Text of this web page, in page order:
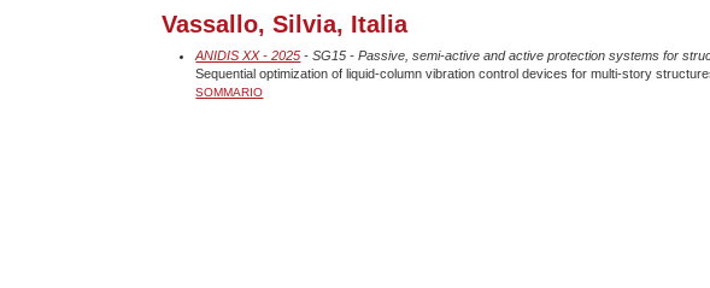
Vassallo, Silvia, Italia
ANIDIS XX - 2025 - SG15 - Passive, semi-active and active protection systems for
Sequential optimization of liquid-column vibration control devices for multi-story
SOMMARIO